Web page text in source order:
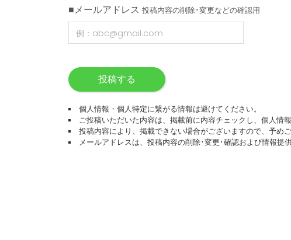
■メールアドレス 投稿内容の削除･変更などの確認用
投稿する
個人情報・個人特定に繋がる情報は避けてください。
ご投稿いただいた内容は、掲載前に内容チェックし、個人情
投稿内容により、掲載できない場合がございますので、予めご
メールアドレスは、投稿内容の削除･変更･確認および情報提